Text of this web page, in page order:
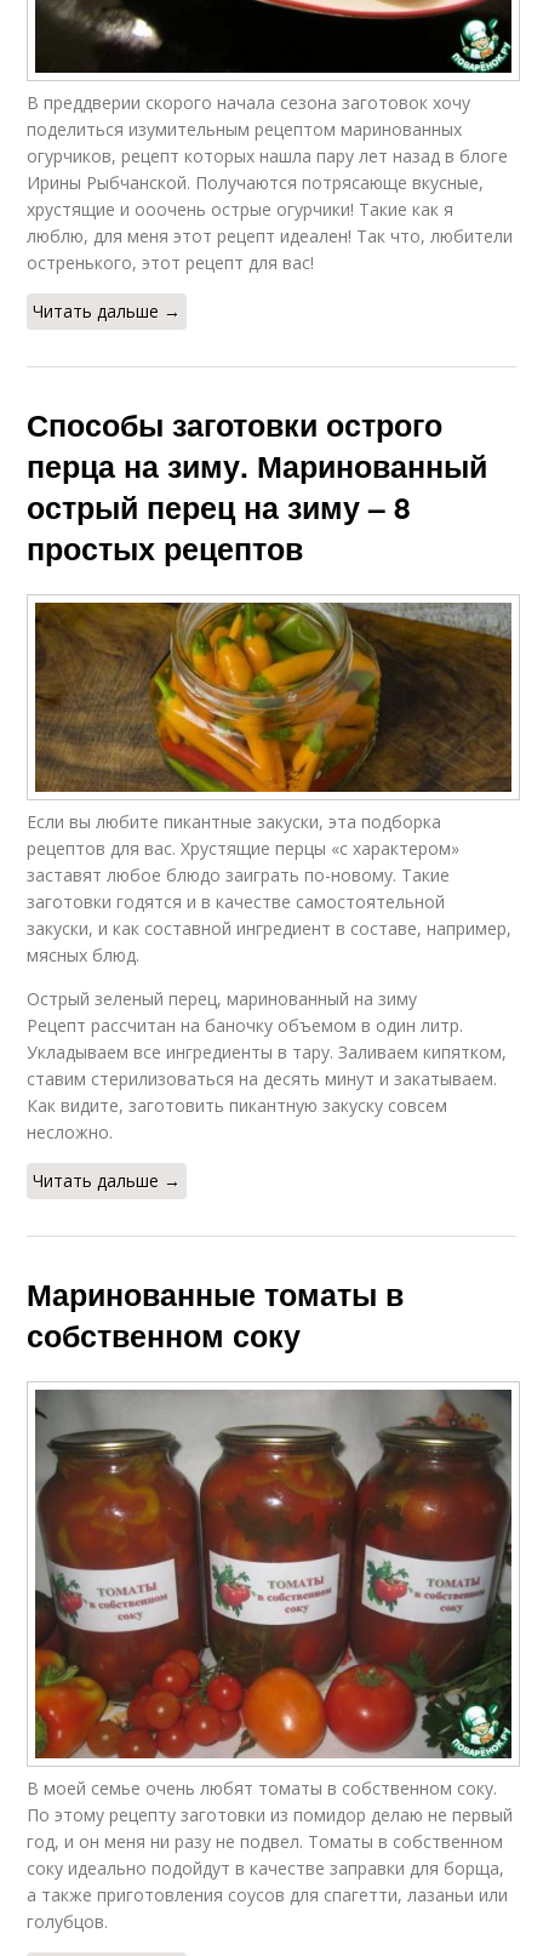
В преддверии скорого начала сезона заготовок хочу
поделиться изумительным рецептом маринованных
огурчиков, рецепт которых нашла пару лет назад в блоге
Ирины Рыбчанской. Получаются потрясающе вкусные,
хрустящие и ооочень острые огурчики! Такие как я
люблю, для меня этот рецепт идеален! Так что, любители
остренького, этот рецепт для вас!
Читать дальше →
Способы заготовки острого
перца на зиму. Маринованный
острый перец на зиму – 8
простых рецептов
Если вы любите пикантные закуски, эта подборка
рецептов для вас. Хрустящие перцы «с характером»
заставят любое блюдо заиграть по-новому. Такие
заготовки годятся и в качестве самостоятельной
закуски, и как составной ингредиент в составе, например,
мясных блюд.
Острый зеленый перец, маринованный на зиму
Рецепт рассчитан на баночку объемом в один литр.
Укладываем все ингредиенты в тару. Заливаем кипятком,
ставим стерилизоваться на десять минут и закатываем.
Как видите, заготовить пикантную закуску совсем
несложно.
Читать дальше →
Маринованные томаты в
собственном соку
В моей семье очень любят томаты в собственном соку.
По этому рецепту заготовки из помидор делаю не первый
год, и он меня ни разу не подвел. Томаты в собственном
соку идеально подойдут в качестве заправки для борща,
а также приготовления соусов для спагетти, лазаньи или
голубцов.